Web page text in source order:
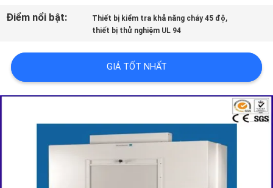
LIÊN
CHÚNG
TÔI
Điểm nổi bật: Thiết bị kiểm tra khả năng cháy 45 độ,
thiết bị thử nghiệm UL 94
GIÁ TỐT NHẤT